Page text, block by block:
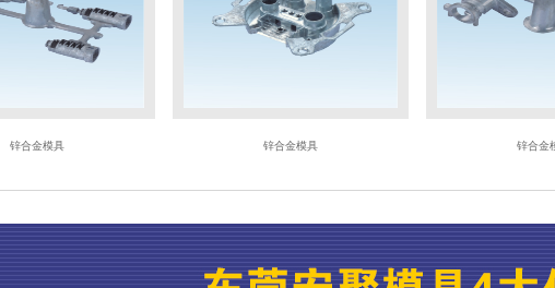
锌合金模具 锌合金模具 锌合金